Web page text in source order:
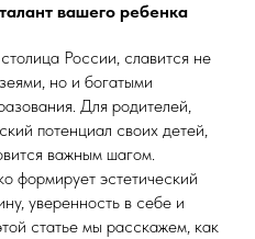
вашего ребенка
России, славится не
но и богатыми
Для родителей,
потенциал своих детей,
важным шагом.
формирует эстетический
уверенность в себе и
статье мы расскажем, как